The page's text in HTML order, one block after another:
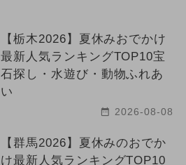
【栃木2026】夏休みおでかけ
最新人気ランキングTOP10宝
石探し・水遊び・動物ふれあ
い
2026-08-08
【群馬2026】夏休みのおでか
け最新人気ランキングTOP10